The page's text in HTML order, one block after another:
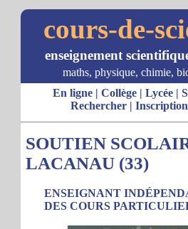
cours-de-
enseignement
maths, physique, chimie,
En ligne| Collège| Lycée|
Rechercher| Inscription
SOUTIEN
LACANAU (33)
ENSEIGNANT
DES COURS